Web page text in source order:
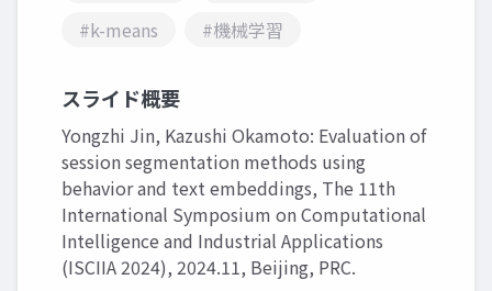
#k-means
#機械学習
スライド概要
Yongzhi Jin, Kazushi Okamoto: Evaluation of
session segmentation methods using
behavior and text embeddings, The 11th
International Symposium on Computational
Intelligence and Industrial Applications
(ISCIIA 2024), 2024.11, Beijing, PRC.